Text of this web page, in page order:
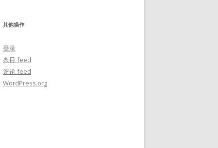
其他操作
登录
条目 feed
评论 feed
WordPress.org